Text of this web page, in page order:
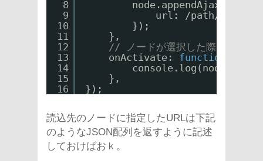
8
9
10
11
12
13
14
15
16
node.appendAjax({
url: /path/to/
});
},
// ノードが選択した際に実行
onActivate: function
},
});
読込先のノードに指定したURLは下記
のようなJSON配列を返すように記述
しておけばおｋ。